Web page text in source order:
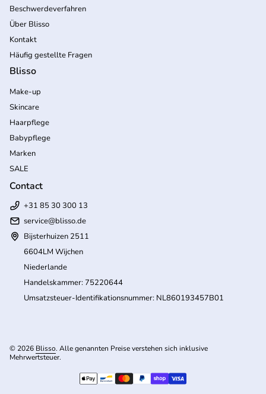
Beschwerdeverfahren
Über Blisso
Kontakt
Häufig gestellte Fragen
Blisso
Make-up
Skincare
Haarpflege
Babypflege
Marken
SALE
Contact
+31 85 30 300 13
service@blisso.de
Bijsterhuizen 2511
6604LM Wijchen
Niederlande
Handelskammer: 75220644
Umsatzsteuer-Identifikationsnummer: NL860193457B01
© 2026 Blisso. Alle genannten Preise verstehen sich inklusive
Mehrwertsteuer.
(Link öffnet in neuem Tab/Fenster)Zahlungsmöglichkeiten